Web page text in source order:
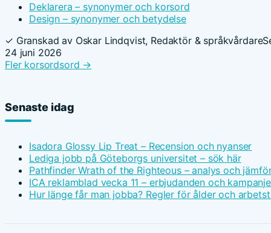
Deklarera – synonymer och korsord
Design – synonymer och betydelse
✓ Granskad av Oskar Lindqvist, Redaktör & språkvårdare
24 juni 2026
Fler korsordsord →
Senaste idag
Isadora Glossy Lip Treat – Recension och nyanser
Lediga jobb på Göteborgs universitet – sök här
Pathfinder Wrath of the Righteous – analys och
ICA reklamblad vecka 11 – erbjudanden och
Hur länge får man jobba? Regler för ålder och